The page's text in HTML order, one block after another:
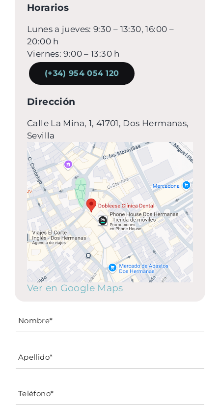
Horarios
Lunes a jueves: 9:30 – 13:30, 16:00 –
20:00 h
Viernes: 9:00 – 13:30 h
(+34) 954 054 120
Dirección
Calle La Mina, 1, 41701, Dos Hermanas,
Sevilla
Ver en Google Maps